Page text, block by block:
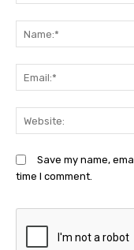
Save my name,
time I comment.